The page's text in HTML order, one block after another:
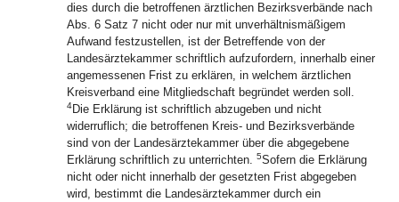
dies durch die betroffenen ärztlichen Bezirksverbände nach
Abs. 6 Satz 7 nicht oder nur mit unverhältnismäßigem
Aufwand festzustellen, ist der Betreffende von der
Landesärztekammer schriftlich aufzufordern, innerhalb einer
angemessenen Frist zu erklären, in welchem ärztlichen
Kreisverband eine Mitgliedschaft begründet werden soll.
4Die Erklärung ist schriftlich abzugeben und nicht
widerruflich; die betroffenen Kreis- und Bezirksverbände
sind von der Landesärztekammer über die abgegebene
Erklärung schriftlich zu unterrichten. 5Sofern die Erklärung
nicht oder nicht innerhalb der gesetzten Frist abgegeben
wird, bestimmt die Landesärztekammer durch ein